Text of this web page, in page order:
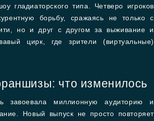
гладиаторского типа. Четверо игроков
борьбу, сражаясь не только с
но и друг с другом за выживание и
цирк, где зрители (виртуальные)
что изменилось
завоевала миллионную аудиторию и
Новый выпуск не просто повторяет